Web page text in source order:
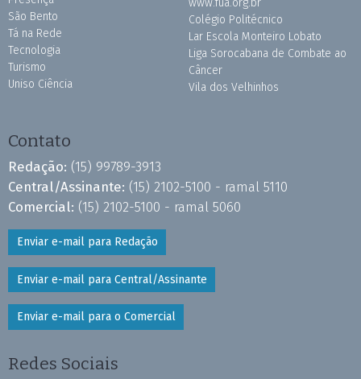
São Bento
Tá na Rede
Tecnologia
Turismo
Uniso Ciência
www.fua.org.br
Colégio Politécnico
Lar Escola Monteiro Lobato
Liga Sorocabana de Combate ao
Câncer
Vila dos Velhinhos
Contato
Redação: (15) 99789-3913
Central/Assinante: (15) 2102-5100 - ramal 5110
Comercial: (15) 2102-5100 - ramal 5060
Enviar e-mail para Redação
Enviar e-mail para Central/Assinante
Enviar e-mail para o Comercial
Redes Sociais